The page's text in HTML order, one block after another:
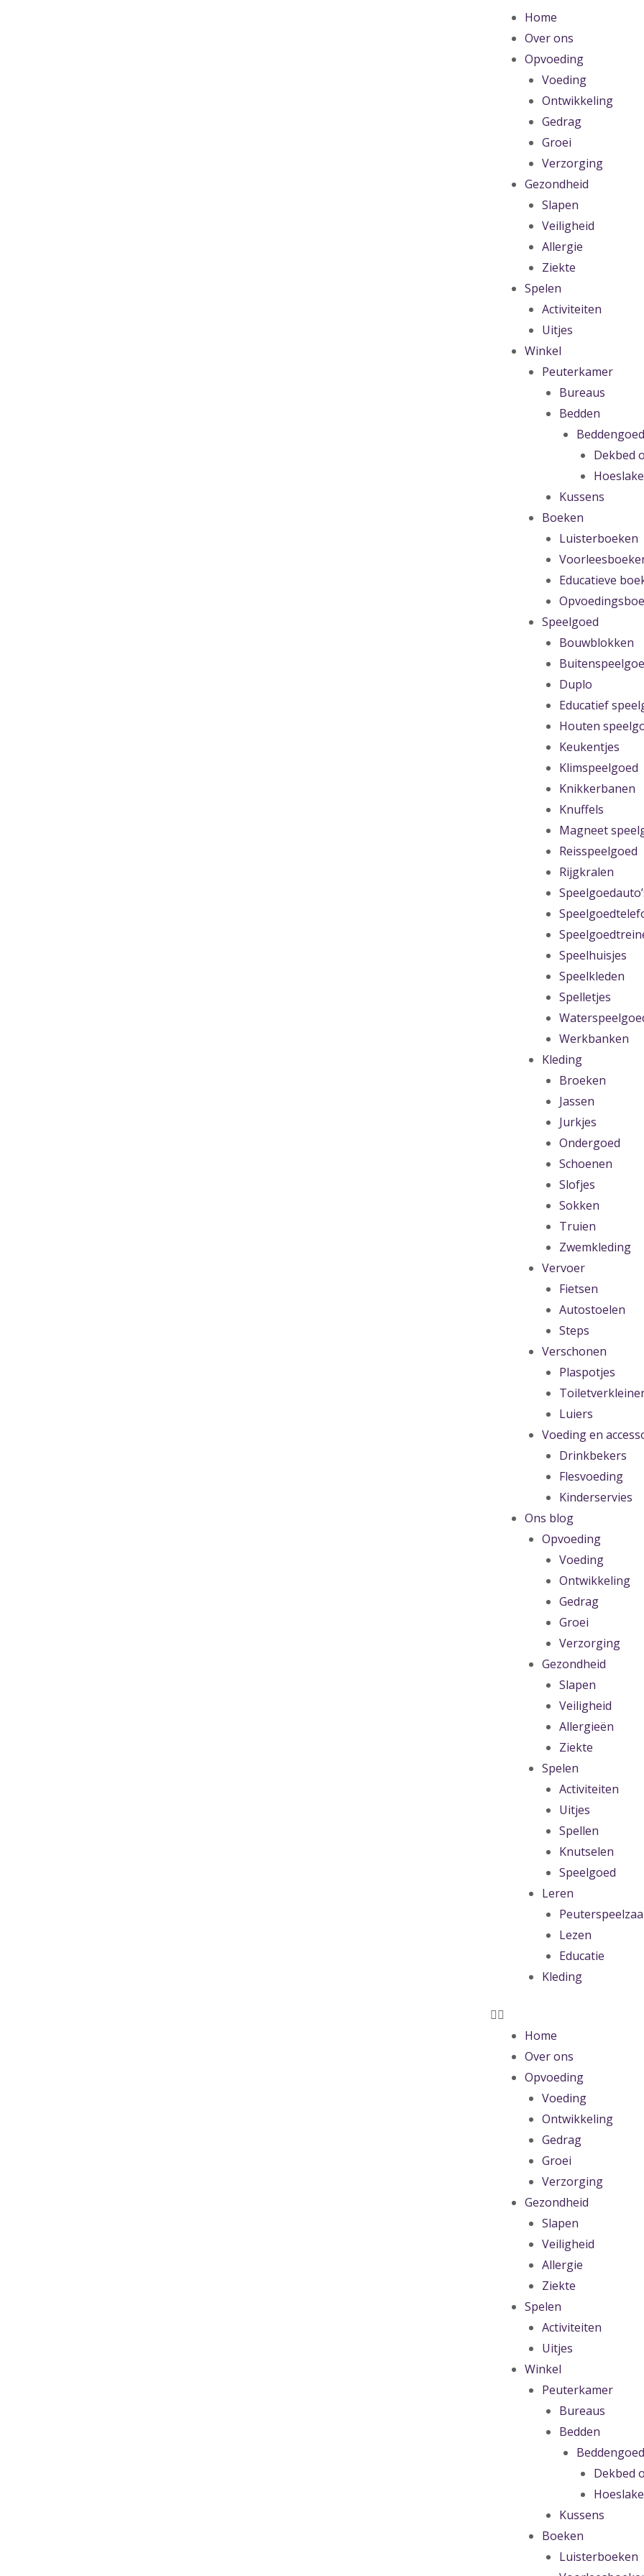
Home
Over ons
Opvoeding
Voeding
Ontwikkeling
Gedrag
Groei
Verzorging
Gezondheid
Slapen
Veiligheid
Allergie
Ziekte
Spelen
Activiteiten
Uitjes
Winkel
Peuterkamer
Bureaus
Bedden
Beddengoed
Dekbed
Kussens
Boeken
Luisterboeken
Educatieve
Speelgoed
Bouwblokken
Duplo
Educatief
Houten
Keukentjes
Klimspeelgoed
Knikkerbanen
Knuffels
Magneet
Reisspeelgoed
Rijgkralen
Speelhuisjes
Speelkleden
Spelletjes
Werkbanken
Kleding
Broeken
Jassen
Jurkjes
Ondergoed
Schoenen
Slofjes
Sokken
Truien
Zwemkleding
Vervoer
Fietsen
Autostoelen
Steps
Verschonen
Plaspotjes
Luiers
Voeding en
Drinkbekers
Flesvoeding
Kinderservies
Ons blog
Opvoeding
Voeding
Ontwikkeling
Gedrag
Groei
Verzorging
Gezondheid
Slapen
Veiligheid
Allergieën
Ziekte
Spelen
Activiteiten
Uitjes
Spellen
Knutselen
Speelgoed
Leren
Lezen
Educatie
Kleding
Home
Over ons
Opvoeding
Voeding
Ontwikkeling
Gedrag
Groei
Verzorging
Gezondheid
Slapen
Veiligheid
Allergie
Ziekte
Spelen
Activiteiten
Uitjes
Winkel
Peuterkamer
Bureaus
Bedden
Beddengoed
Dekbed
Kussens
Boeken
Luisterboeken